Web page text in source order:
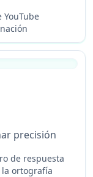
precisión
de respuesta
ortografía